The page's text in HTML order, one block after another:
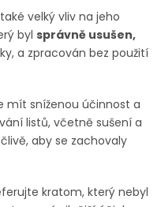
velký vliv na jeho
byl správně usušen,
a zpracován bez použití
mít sníženou účinnost a
listů, včetně sušení a
aby se zachovaly
kratom, který nebyl